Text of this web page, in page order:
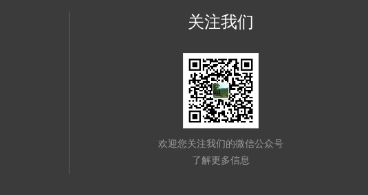
关注我们
欢迎您关注我们的微信公众号
了解更多信息